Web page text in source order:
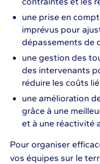
une prise en
imprévus pour
dépassements de
une gestion des
des intervenants
réduire les coûts
une amélioration
grâce à une
et à une réactivité
Pour organiser
vos équipes sur le